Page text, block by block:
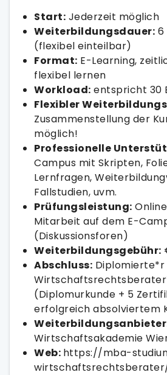
Start: Jederzeit möglich
Weiterbildungsdauer: 6
(flexibel einteilbar)
Format: E-Learning,
flexibel lernen
Workload: entspricht 30
Flexibler
Zusammenstellung der
möglich!
Professionelle
Campus mit Skripten,
Lernfragen,
Fallstudien, uvm.
Prüfungsleistung:
Mitarbeit auf dem E-
(Diskussionsforen)
Weiterbildungsgebühr:
Abschluss: Diplomierte*r
(Diplomurkunde + 5
erfolgreich absolviertem
Wirtschaftsakademie
Web: https://mba-